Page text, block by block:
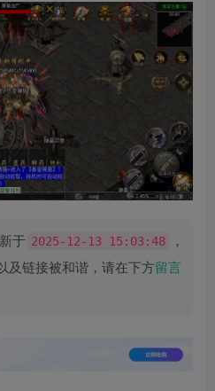
于 2025-12-13 15:03:48
，
及链接被和谐，请在下方留言